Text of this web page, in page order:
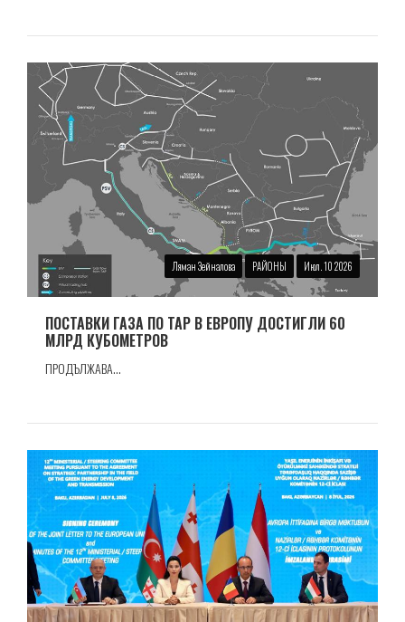
Ляман Зейналова РАЙОНЫ Июл. 10 2026
ПОСТАВКИ ГАЗА ПО TAP В ЕВРОПУ ДОСТИГЛИ 60
МЛРД КУБОМЕТРОВ
ПРОДЪЛЖАВА...